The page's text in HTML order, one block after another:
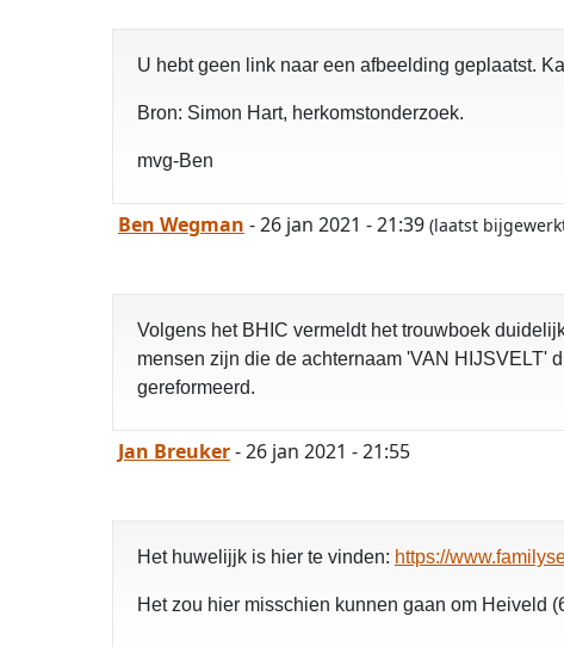
U hebt geen link naar een afbeelding geplaatst.
Bron: Simon Hart, herkomstonderzoek.
mvg-Ben
Ben Wegman - 26 jan 2021 - 21:39 (laatst
Volgens het BHIC vermeldt het trouwboek
mensen zijn die de achternaam 'VAN HIJSVELT'
gereformeerd.
Jan Breuker- 26 jan 2021 - 21:55
Het huwelijjk is hier te vinden: https://
Het zou hier misschien kunnen gaan om Heiveld